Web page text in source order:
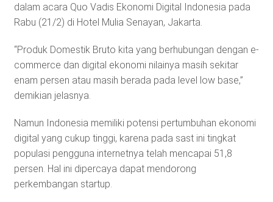
dalam acara Quo Vadis Ekonomi Digital Indonesia pada
Rabu (21/2) di Hotel Mulia Senayan, Jakarta.
“Produk Domestik Bruto kita yang berhubungan dengan e-
commerce dan digital ekonomi nilainya masih sekitar
enam persen atau masih berada pada level low base,”
demikian jelasnya.
Namun Indonesia memiliki potensi pertumbuhan ekonomi
digital yang cukup tinggi, karena pada sast ini tingkat
populasi pengguna internetnya telah mencapai 51,8
persen. Hal ini dipercaya dapat mendorong
perkembangan startup.